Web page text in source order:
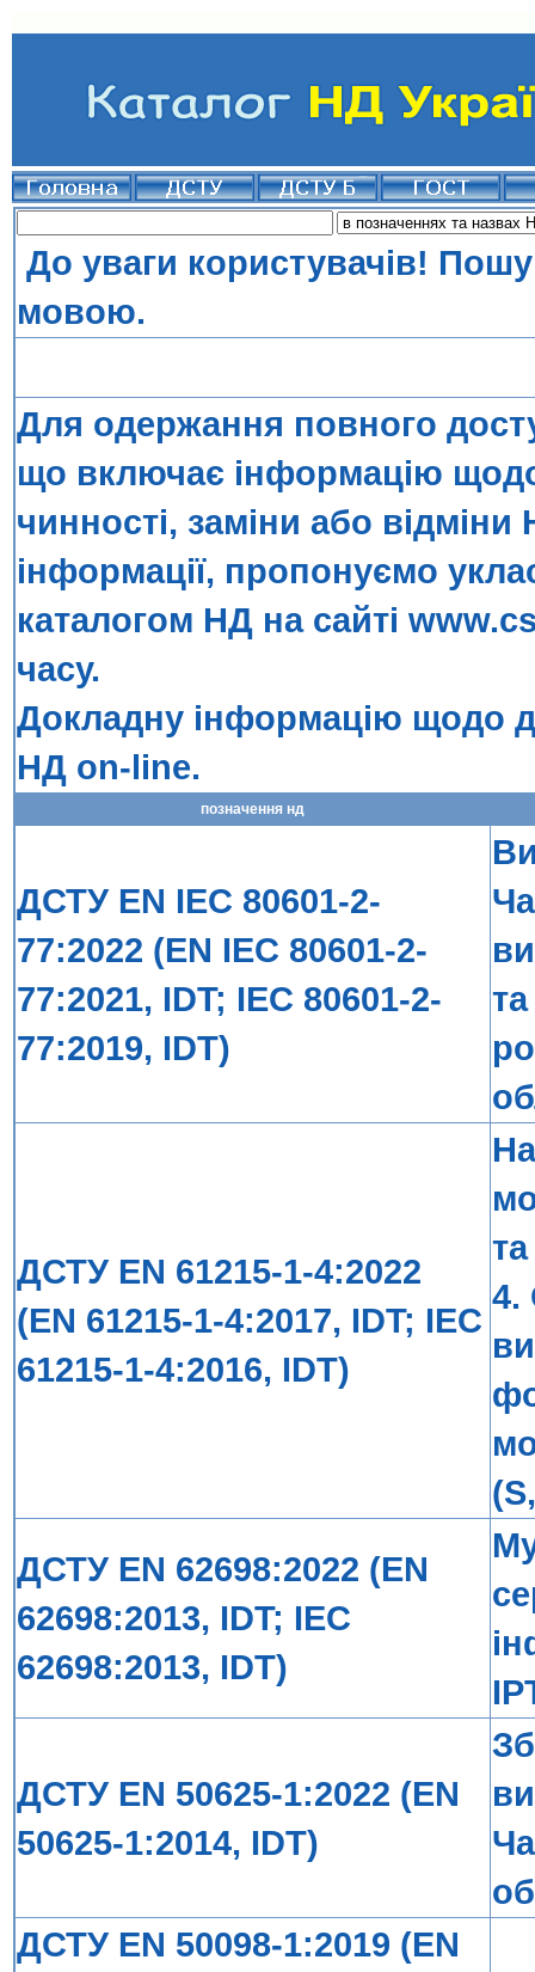
До уваги користувачів!
мовою.
Для одержання повного
що включає інформацію
чинності, заміни або
інформації, пропонуємо
каталогом НД на сайті
часу.
Докладну інформацію щодо
НД on-line.
позначення нд
ДСТУ EN IEC 80601-2-
77:2022 (EN IEC 80601-2-
77:2021, IDT; IEC 80601-2-
77:2019, IDT)
ДСТУ EN 61215-1-4:2022
(EN 61215-1-4:2017, IDT; IEC
61215-1-4:2016, IDT)
4.
ДСТУ EN 62698:2022 (EN
62698:2013, IDT; IEC
62698:2013, IDT)
ДСТУ EN 50625-1:2022 (EN
50625-1:2014, IDT)
ДСТУ EN 50098-1:2019 (EN